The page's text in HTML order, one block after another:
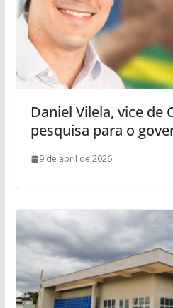
Daniel Vilela, vice de
pesquisa para o
9 de abril de 2026